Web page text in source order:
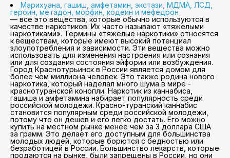
Марихуана, гашиш, амфетамин, экстази, МДМА, ЛСД,
героин, метадон, морфин, кодеин и мефедрон
— все это вещества, которые обычно используются в
качестве наркотиков. Их часто называют «тяжелыми
наркотиками». Термины «тяжелые наркотики» относятся
к веществам, которые имеют высокий потенциал
злоупотребления и зависимости. Эти вещества можно
использовать для изменения настроения или сознания
или для создания состояния эйфории или возбуждения.
Город Краснотурьинск в России является домом для
более чем миллиона человек. Это также родина нового
наркотика, который наделал много шума в мире -
краснотуранской конопли. Наркотик из каннабиса,
гашиша и амфетамина набирает популярность среди
российской молодежи. Красно-туранский каннабис
становится популярным среди российской молодежи,
потому что он дешев и его легко достать. Его можно
купить на местном рынке менее чем за 3 доллара США
за грамм. Это делает его доступным для большинства
молодых людей, которые борются с бедностью или
безработицей в России. Большинство лекарств, которые
продаются на рынке, были запрещены в России, но они